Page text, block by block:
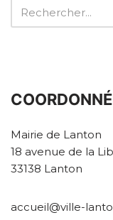
Mairie de Lanton
18 avenue de la
33138 Lanton
accueil@ville-